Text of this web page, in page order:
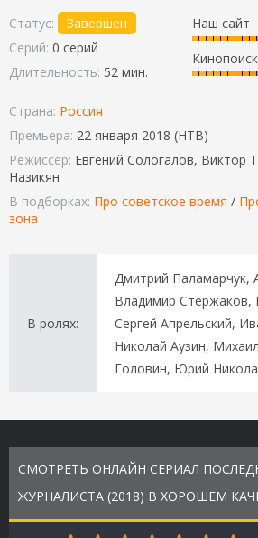
Наш сайт
Кинопоиск
Статус:
Завершен
Серий: 0 серий
Длительность: 52 мин.
Страна: Россия
Премьера: 22 января 2018 (НТВ)
Режиссёр: Евгений Сологалов, Виктор
Назикян
В подборках: Про советское время /
зона
В ролях:
Дмитрий Паламарчук,
Владимир Стержаков,
Сергей Апрельский,
Николай Аузин,
Головин, Юрий
СМОТРЕТЬ ОНЛАЙН СЕРИАЛ
ЖУРНАЛИСТА (2018) В ХОРОШЕМ